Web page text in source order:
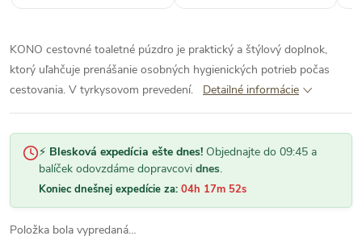
KONO cestovné toaletné púzdro je praktický a štýlový doplnok,
ktorý uľahčuje prenášanie osobných hygienických potrieb počas
cestovania. V tyrkysovom prevedení.
Detailné informácie
⚡ Blesková expedícia ešte dnes! Objednajte do 09:45 a
balíček odovzdáme dopravcovi dnes.
Koniec dnešnej expedície za: 04h 17m 51s
Položka bola vypredaná…